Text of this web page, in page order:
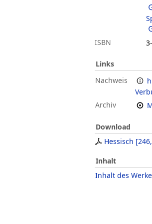
ISBN
Links
Nachweis
Archiv
Download
Hessisch [
Inhalt
Inhalt des